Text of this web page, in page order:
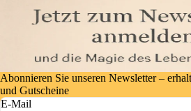
Abonnieren Sie unseren Newsletter –
und Gutscheine
E-Mail